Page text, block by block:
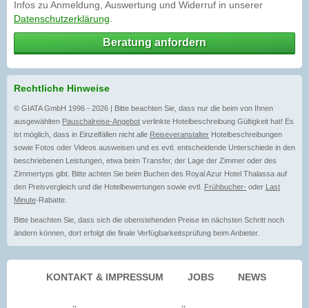
Infos zu Anmeldung, Auswertung und Widerruf in unserer
Datenschutzerklärung
Beratung anfordern
Rechtliche Hinweise
© GIATA GmbH 1996 - 2026 | Bitte beachten Sie, dass nur die beim von Ihnen
ausgewählten Pauschalreise-Angebot verlinkte Hotelbeschreibung Gültigkeit hat! Es
ist möglich, dass in Einzelfällen nicht alle Reiseveranstalter Hotelbeschreibungen
sowie Fotos oder Videos ausweisen und es evtl. entscheidende Unterschiede in den
beschriebenen Leistungen, etwa beim Transfer, der Lage der Zimmer oder des
Zimmertyps gibt. Bitte achten Sie beim Buchen des Royal Azur Hotel Thalassa auf
den Preisvergleich und die Hotelbewertungen sowie evtl. Frühbucher- oder Last
Minute-Rabatte.
Bitte beachten Sie, dass sich die obenstehenden Preise im nächsten Schritt noch
ändern können, dort erfolgt die finale Verfügbarkeitsprüfung beim Anbieter.
KONTAKT & IMPRESSUM JOBS NEWS